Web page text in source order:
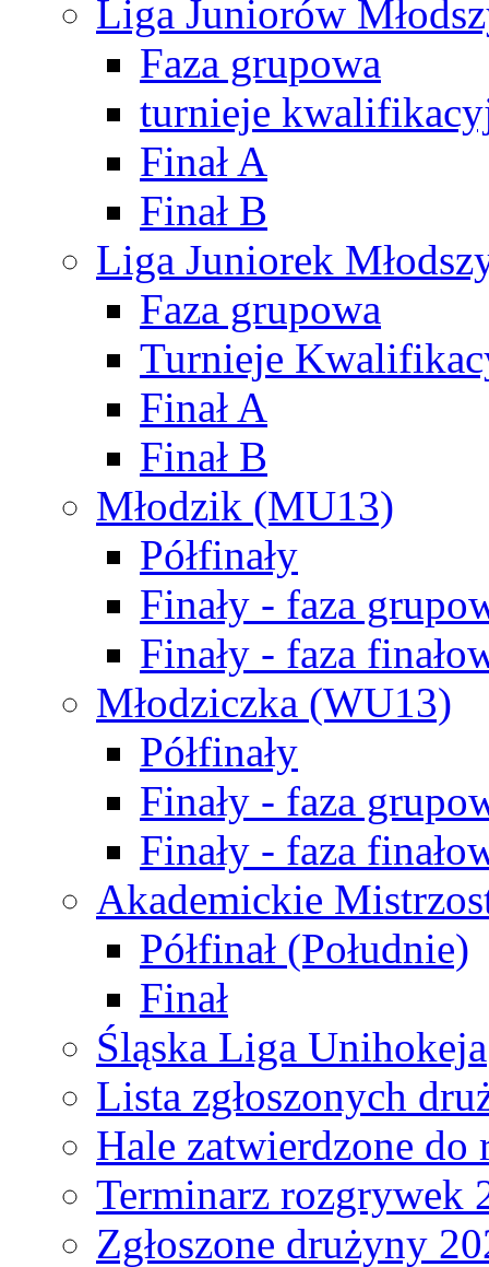
Liga Juniorów
Faza grupowa
turnieje
Finał A
Finał B
Liga Juniorek
Faza grupowa
Turnieje
Finał A
Finał B
Młodzik (MU13)
Półfinały
Finały - faza
Finały - faza
Młodziczka (WU13)
Półfinały
Finały - faza
Finały - faza
Akademickie
Półfinał (Południe)
Finał
Śląska Liga Unihokeja
Lista zgłoszonych
Hale zatwierdzone do
Terminarz rozgrywek
Zgłoszone drużyny